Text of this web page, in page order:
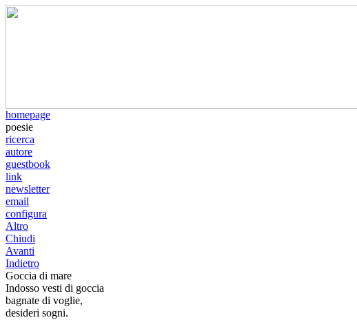
homepage
poesie
ricerca
autore
guestbook
link
newsletter
email
configura
Altro
Chiudi
Avanti
Indietro
Goccia di mare
Indosso vesti di goccia
bagnate di voglie,
desideri sogni.